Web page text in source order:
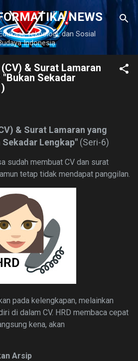
ke konten utamaNEWS
Teknologi, dan Sosial
Indonesia
& Surat Lamaran
"Bukan Sekadar
& Surat Lamaran yang
Sekadar Lengkap" (Seri-6)
sudah membuat CV dan surat
tetap tidak mendapat panggilan.
pada kelengkapan, melainkan
di dalam CV. HRD membaca cepat
kena, akan
Arsip